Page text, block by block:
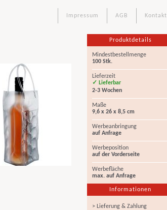
Kontakt
AGB
Impressum
Produktdetails
Mindestbestellmenge
100 Stk.
Lieferzeit
✓ Lieferbar
2-3 Wochen
Maße
9,6 x 26 x 8,5 cm
Werbeanbringung
auf Anfrage
Werbeposition
auf der Vorderseite
Werbefläche
max. auf Anfrage
Informationen
> Lieferung & Zahlung